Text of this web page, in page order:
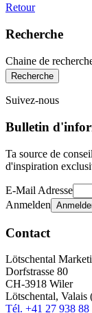
Retour
Recherche
Chaine de
Suivez-nous
Bulletin
Ta source de
d'inspiration
E-Mail Adresse
Anmelden
Contact
Lötschental
Dorfstrasse 80
CH-3918 Wiler
Lötschental, Valais
Tél. +41 27 938 88